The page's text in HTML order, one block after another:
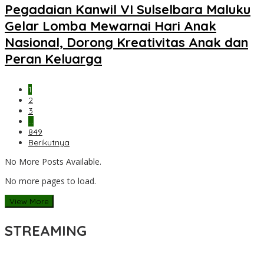
Pegadaian Kanwil VI Sulselbara Maluku
Gelar Lomba Mewarnai Hari Anak
Nasional, Dorong Kreativitas Anak dan
Peran Keluarga
1
2
3
…
849
Berikutnya
No More Posts Available.
No more pages to load.
View More
STREAMING